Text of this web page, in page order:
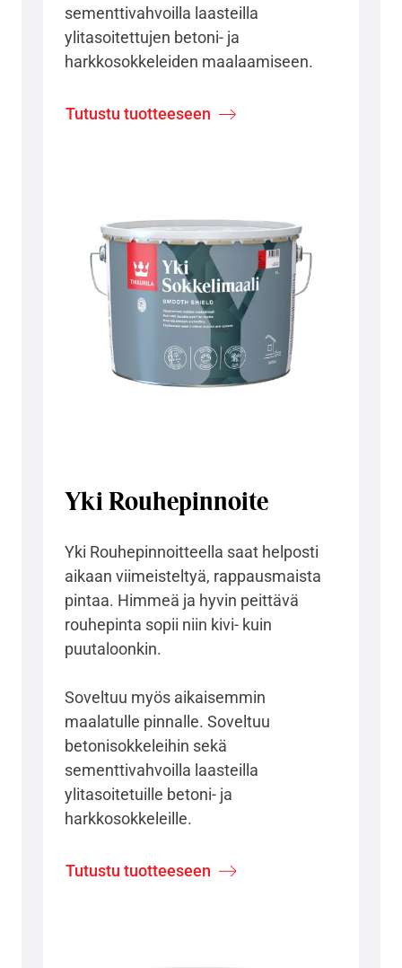
sementtivahvoilla laasteilla
ylitasoitettujen betoni- ja
harkkosokkeleiden maalaamiseen.
Tutustu tuotteeseen
Yki Rouhepinnoite
Yki Rouhepinnoitteella saat helposti
aikaan viimeisteltyä, rappausmaista
pintaa. Himmeä ja hyvin peittävä
rouhepinta sopii niin kivi- kuin
puutaloonkin.
Soveltuu myös aikaisemmin
maalatulle pinnalle. Soveltuu
betonisokkeleihin sekä
sementtivahvoilla laasteilla
ylitasoitetuille betoni- ja
harkkosokkeleille.
Tutustu tuotteeseen